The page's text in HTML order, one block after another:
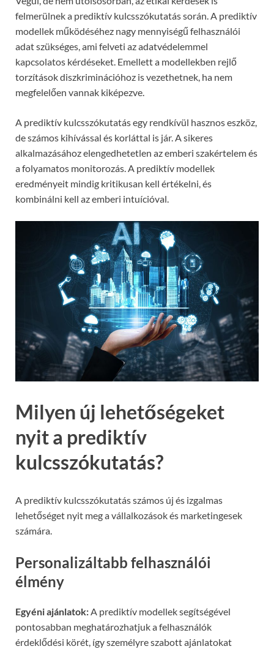
felmerülnek a prediktív kulcsszókutatás során. A prediktív
modellek működéséhez nagy mennyiségű felhasználói
adat szükséges, ami felveti az adatvédelemmel
kapcsolatos kérdéseket. Emellett a modellekben rejlő
torzítások diszkriminációhoz is vezethetnek, ha nem
megfelelően vannak kiképezve.
A prediktív kulcsszókutatás egy rendkívül hasznos eszköz,
de számos kihívással és korláttal is jár. A sikeres
alkalmazásához elengedhetetlen az emberi szakértelem és
a folyamatos monitorozás. A prediktív modellek
eredményeit mindig kritikusan kell értékelni, és
kombinálni kell az emberi intuícióval.
Milyen új lehetőségeket
nyit a prediktív
kulcsszókutatás?
A prediktív kulcsszókutatás számos új és izgalmas
lehetőséget nyit meg a vállalkozások és marketingesek
számára.
Personalizáltabb felhasználói
élmény
Egyéni ajánlatok:A prediktív modellek segítségével
pontosabban meghatározhatjuk a felhasználók
érdeklődési körét, így személyre szabott ajánlatokat